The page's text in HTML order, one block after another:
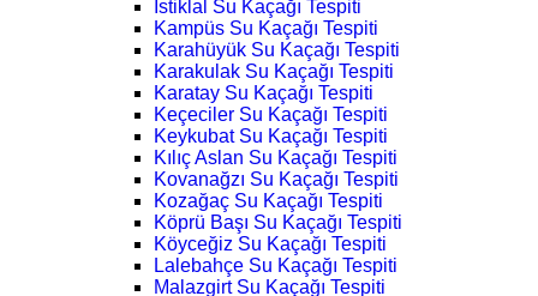
İstiklal Su Kaçağı Tespiti
Kampüs Su Kaçağı Tespiti
Karahüyük Su Kaçağı Tespiti
Karakulak Su Kaçağı Tespiti
Karatay Su Kaçağı Tespiti
Keçeciler Su Kaçağı Tespiti
Keykubat Su Kaçağı Tespiti
Kılıç Aslan Su Kaçağı Tespiti
Kovanağzı Su Kaçağı Tespiti
Kozağaç Su Kaçağı Tespiti
Köprü Başı Su Kaçağı Tespiti
Köyceğiz Su Kaçağı Tespiti
Lalebahçe Su Kaçağı Tespiti
Malazgirt Su Kaçağı Tespiti